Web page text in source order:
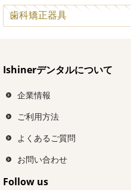
歯科矯正器具
Ishinerデンタルについて
企業情報
ご利用方法
よくあるご質問
お問い合わせ
Follow us